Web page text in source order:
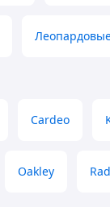
Cardeo
Oakley